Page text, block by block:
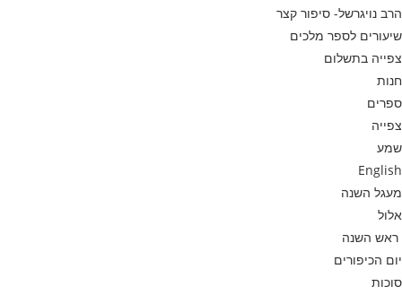
הרב נויגרשל- סיפור קצר
שיעורים לספר מלכים
צפייה בתשלום
חנות
ספרים
צפייה
שמע
English
מעגל השנה
אלול
ראש השנה
יום הכיפורים
סוכות